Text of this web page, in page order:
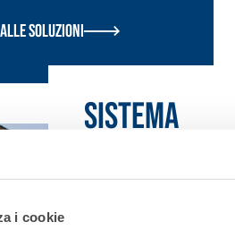
i cookie
alle soluzioni
Sistema
E RINFORZO